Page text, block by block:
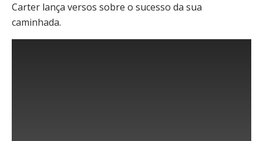
Carter lança versos sobre o sucesso da sua
caminhada.